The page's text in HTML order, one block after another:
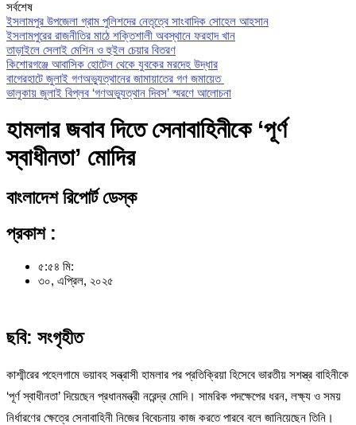
সর্বশেষ
ইসলামপুর উপজেলা গ্রাম পুলিশদের নেতৃত্বে সাংবাদিক সোহেল আহসান
ইসলামপুরের রাজনীতির মাঠে শক্তিশালী অবস্থানে ফরহাদ খান
তাড়াইলে সেলাই মেশিন ও হুইল চেয়ার বিতরণ
কিশোরগঞ্জে আবাসিক হোটেল থেকে যুবকের মরদেহ উদ্ধার
বাগেরহাটে জুলাই গণঅভ্যুত্থানের জামায়াতের গণ জমায়েত
ভালুকায় জুলাই বিপ্লব ‘গণঅভ্যুত্থান দিবস’ স্মরণে আলোচনা
হামলার জবাব দিতে সেনাবাহিনীকে ‘পূর্ণ
স্বাধীনতা’ মোদির
বাংলাদেশ রিপোর্ট ডেস্ক
প্রকাশ :
৫:৫৪ মি:
৩০, এপ্রিল, ২০২৫
ছবি: সংগৃহীত
কাশ্মীরের পহেলগামে ভয়াবহ সন্ত্রাসী হামলার পর প্রতিক্রিয়া হিসেবে ভারতীয় সশস্ত্র বাহিনীকে
‘পূর্ণ স্বাধীনতা’ দিয়েছেন প্রধানমন্ত্রী নরেন্দ্র মোদি। সামরিক পদক্ষেপের ধরন, লক্ষ্য ও সময়
নির্ধারণের ক্ষেত্রে সেনাবাহিনী নিজের বিবেচনায় কাজ করতে পারবে বলে জানিয়েছেন তিনি।